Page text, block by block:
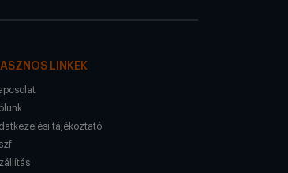
LINKEK
tájékoztató